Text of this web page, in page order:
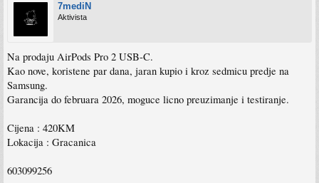
7mediN
Aktivista
Na prodaju AirPods Pro 2 USB-C.
Kao nove, koristene par dana, jaran kupio i kroz sedmicu predje na
Samsung.
Garancija do februara 2026, moguce licno preuzimanje i testiranje.
Cijena : 420KM
Lokacija : Gracanica
603099256